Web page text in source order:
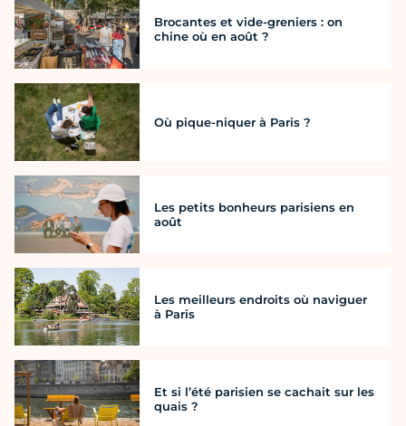
Brocantes et vide-greniers : on
chine où en août ?
Où pique-niquer à Paris ?
Les petits bonheurs parisiens en
août
Les meilleurs endroits où naviguer
à Paris
Et si l’été parisien se cachait sur les
quais ?